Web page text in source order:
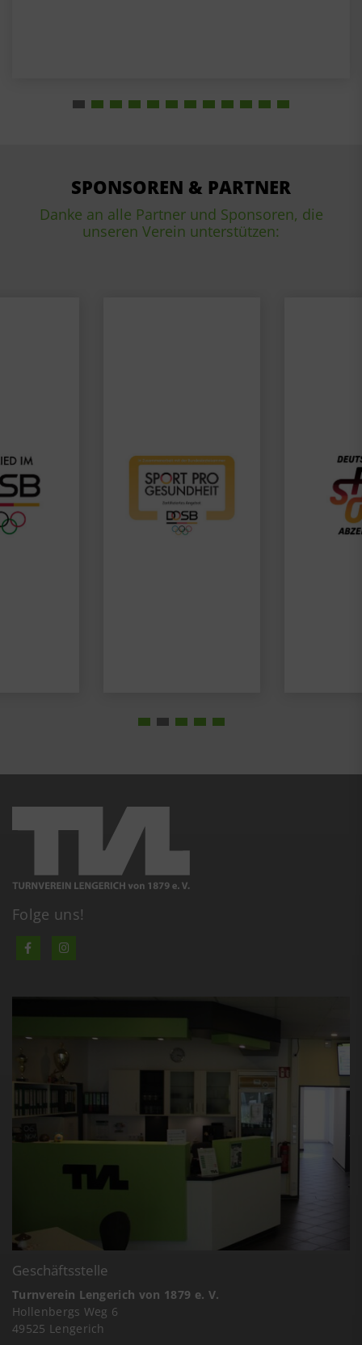
SPONSOREN & PARTNER
Danke an alle Partner und Sponsoren, die
unseren Verein unterstützen:
Folge uns!
Geschäftsstelle
Turnverein Lengerich von 1879 e. V.
Hollenbergs Weg 6
49525 Lengerich